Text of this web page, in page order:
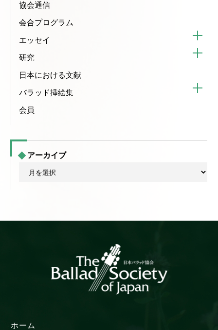
協会通信
会合プログラム
エッセイ
研究
日本における文献
バラッド挿絵集
会員
アーカイブ
ブ
ホーム